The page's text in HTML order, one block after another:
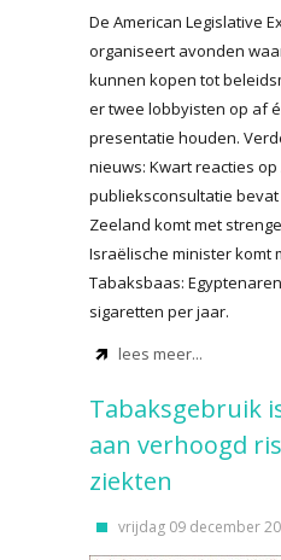
De American Legislative
organiseert avonden
kunnen kopen tot
er twee lobbyisten op af
presentatie houden.
nieuws: Kwart reacties
publieksconsultatie
Zeeland komt met
Israëlische minister komt
Tabaksbaas:
sigaretten per jaar.
lees meer...
Tabaksgebruik
aan verhoogd
ziekten
vrijdag 09 december